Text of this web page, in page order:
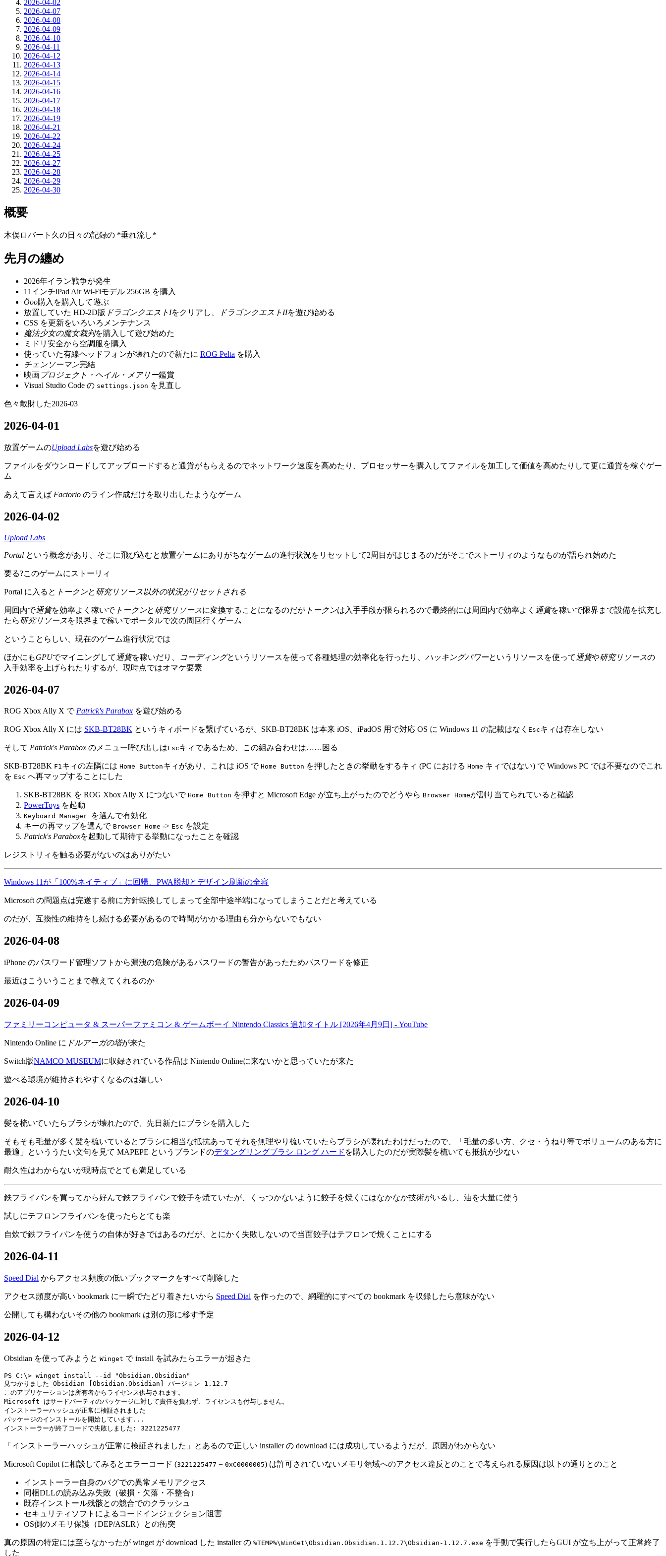
2026-04-02
2026-04-07
2026-04-08
2026-04-09
2026-04-10
2026-04-11
2026-04-12
2026-04-13
2026-04-14
2026-04-15
2026-04-16
2026-04-17
2026-04-18
2026-04-19
2026-04-21
2026-04-22
2026-04-24
2026-04-25
2026-04-27
2026-04-28
2026-04-29
2026-04-30
概要
木俣ロバート久の日々の記録の *垂れ流し*
先月 の纏め
2026年イラン戦争が発生
11インチiPad Air Wi-Fiモデル 256GB を購入
Öoo購入を購入して遊ぶ
放置していた HD-2D版 ドラゴンクエスト Iをクリアし、 ドラゴンクエスト IIを遊び始める
CSS を更新をいろいろメンテナンス
魔法少女の魔女裁判を購入して遊び始めた
ミドリ安全から空調服を購入
使っていた有線ヘッドフォンが壊れたので新たに ROG Pelta を購入
チェンソーマン完結
映画プロジェクト・ヘイル・メアリー鑑賞
Visual Studio Code の settings.json を見直し
色々散財した2026-03
2026-04-01
放置ゲームのUpload Labsを遊び始める
ファイルをダウンロードしてアップロードすると通貨がもらえるのでネットワーク速度を高めたり、プロセッサーを購入してファイルを加工して価値を高めたりして更に通貨を稼ぐゲー
ム
あえて言えば Factorio のライン作成だけを取り出したようなゲーム
2026-04-02
Upload Labs
Portal という概念があり、そこに飛び込むと放置ゲームにありがちなゲームの進行状況をリセットして2周目がはじまるのだがそこでストーリィのようなものが語られ始めた
要る?このゲームにストーリィ
Portal に入ると トークンと 研究リソース以外の状況がリセットされる
周回内で通貨を効率よく稼いでトークンと 研究リソースに変換することになるのだが トークンは入手手段が限られるので最終的には周回内で効率よく 通貨を稼いで限界まで設備を拡充し
たら研究リソースを限界まで稼いでポータルで次の周回行くゲーム
ということらしい、現在のゲーム進行状況では
ほかにもGPUでマイニングして 通貨を稼いだり、 コーディングというリソースを使って各種処理の効率化を行ったり、 ハッキングパワーというリソースを使って 通貨や研究リソースの
入手効率を上げられたりするが、現時点ではオマケ要素
2026-04-07
ROG Xbox Ally X でPatrick's Parabox を遊び始める
ROG Xbox Ally X には SKB-BT28BK というキィボードを繋げているが、SKB-BT28BK は本来 iOS、iPadOS 用で対応 OS に Windows 11 の記載はなく Escキィは存在しない
そして Patrick's Parabox のメニュー呼び出しはEscキィであるため、この組み合わせは……困る
SKB-BT28BK F1キィの左隣には Home Buttonキィがあり、これは iOS で Home Button を押したときの挙動をするキィ (PC における Home キィではない) で Windows PC では不要なのでこれ
を Esc へ再マップすることにした
SKB-BT28BK を ROG Xbox Ally X につないで Home Button を押すと Microsoft Edge が立ち上がったのでどうやら Browser Homeが割り当てられていると確認
PowerToys を起動
Keyboard Manager
を選んで有効化
キーの再マップを選んで Browser Home -> Esc を設定
Patrick's Paraboxを起動して期待する挙動になったことを確認
レジストリィを触る必要がないのはありがたい
Windows 11が「100%ネイティブ」に回帰、PWA脱却とデザイン刷新の全容
Microsoft の問題点は完遂する前に方針転換してしまって全部中途半端になってしまうことだと考えている
のだが、互換性の維持をし続ける必要があるので時間がかかる理由も分からないでもない
2026-04-08
iPhone のパスワード管理ソフトから漏洩の危険があるパスワードの警告があったためパスワードを修正
最近はこういうことまで教えてくれるのか
2026-04-09
ファミリーコンピュータ & スーパーファミコン & ゲームボーイ Nintendo Classics 追加タイトル [2026年4月9日] - YouTube
Nintendo Online に ドルアーガの塔が来た
Switch版NAMCO MUSEUMに収録されている作品は Nintendo Onlineに来ないかと思っていたが来た
遊べる環境が維持されやすくなるのは嬉しい
2026-04-10
髪を梳いていたらブラシが壊れたので、先日新たにブラシを購入した
そもそも毛量が多く髪を梳いているとブラシに相当な抵抗あってそれを無理やり梳いていたらブラシが壊れたわけだったので、
毛量の多い方、クセ・うねり等でボリュームのある方に
最適
といううたい文句を見て MAPEPE というブランドのデタングリングブラシ ロング ハード を購入したのだが実際髪を梳いても抵抗が少ない
耐久性はわからないが現時点でとても満足している
鉄フライパンを買ってから好んで鉄フライパンで餃子を焼ていたが、くっつかないように餃子を焼くにはなかなか技術がいるし、油を大量に使う
試しにテフロンフライパンを使ったらとても楽
自炊で鉄フライパンを使うの自体が好きではあるのだが、とにかく失敗しないので当面餃子はテフロンで焼くことにする
2026-04-11
Speed Dial からアクセス頻度の低いブックマークをすべて削除した
アクセス頻度が高い bookmark に一瞬でたどり着きたいから Speed Dial を作ったので、網羅的にすべての bookmark を収録したら意味がない
公開しても構わないその他の bookmark は別の形に移す予定
2026-04-12
Obsidian を使ってみようと Winget で install を試みたらエラーが起きた
PS C:\> winget install --id "Obsidian.Obsidian"
見つかりました Obsidian [Obsidian.Obsidian] バージョン 1.12.7
このアプリケーションは所有者からライセンス供与されます。
Microsoft はサードパーティのパッケージに対して責任を負わず、ライセンスも付与しません。
インストーラーハッシュが正常に検証されました
パッケージのインストールを開始しています...
インストーラーが終了コードで失敗しました: 3221225477
インストーラーハッシュが正常に検証されました とあるので正しい installer の download には成功しているようだが、原因がわからない
Microsoft Copilot に相談してみるとエラーコード (3221225477 = 0xC0000005) は許可されていないメモリ領域へのアクセス違反とのことで考えられる原因は以下の通りとのこと
インストーラー自身のバグでの異常メモリアクセス
同梱DLLの読み込み失敗（破損・欠落・不整合）
既存インストール残骸との競合でのクラッシュ
セキュリティソフトによるコードインジェクション阻害
OS側のメモリ保護（DEP/ASLR）との衝突
真の原因の特定には至らなかったが winget が download した installer の %TEMP%\WinGet\Obsidian.Obsidian.1.12.7\Obsidian-1.12.7.exe を手動で実行したらGUI が立ち上がって正常終了
した